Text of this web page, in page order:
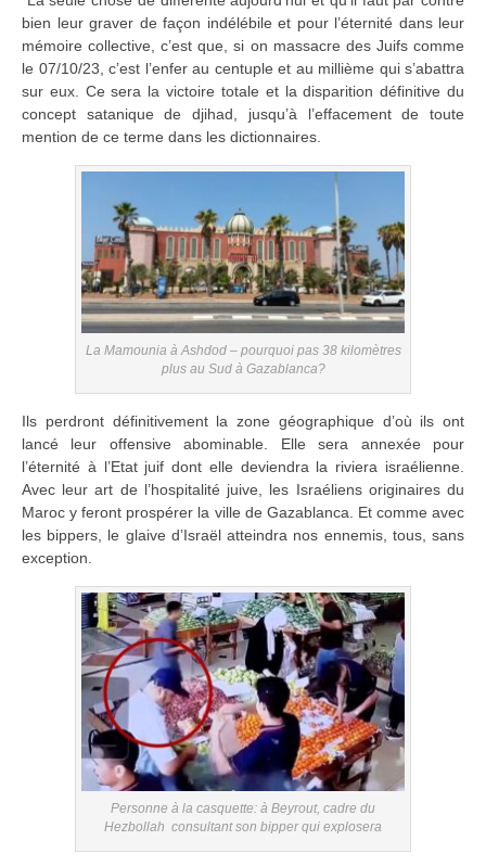
bien leur graver de façon indélébile et pour l’éternité dans leur
mémoire collective, c’est que, si on massacre des Juifs comme
le 07/10/23, c’est l’enfer au centuple et au millième qui s’abattra
sur eux. Ce sera la victoire totale et la disparition définitive du
concept satanique de djihad, jusqu’à l’effacement de toute
mention de ce terme dans les dictionnaires.
La Mamounia à Ashdod – pourquoi pas 38 kilomètres
plus au Sud à Gazablanca?
Ils perdront définitivement la zone géographique d’où ils ont
lancé leur offensive abominable. Elle sera annexée pour
l’éternité à l’Etat juif dont elle deviendra la riviera israélienne.
Avec leur art de l’hospitalité juive, les Israéliens originaires du
Maroc y feront prospérer la ville de Gazablanca. Et comme avec
les bippers, le glaive d’Israël atteindra nos ennemis, tous, sans
exception.
Personne à la casquette: à Beyrout, cadre du
Hezbollah consultant son bipper qui explosera